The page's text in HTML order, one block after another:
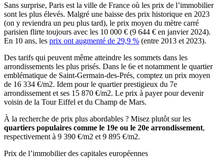
Sans surprise, Paris est la ville de France où les prix de l’immobilier
sont les plus élevés. Malgré une baisse des prix historique en 2023
(on y reviendra un peu plus tard), le prix moyen du mètre carré
parisien flirte toujours avec les 10 000 € (9 644 € en janvier 2024).
En 10 ans, les prix ont augmenté de 29,9 % (entre 2013 et 2023).
Des tarifs qui peuvent même atteindre les sommets dans les
arrondissements les plus prisés. Dans le 6e et notamment le quartier
emblématique de Saint-Germain-des-Prés, comptez un prix moyen
de 16 334 €/m2. Idem pour le quartier prestigieux du 7e
arrondissement et ses 15 870 €/m2. Le prix à payer pour devenir
voisin de la Tour Eiffel et du Champ de Mars.
À la recherche de prix plus abordables ? Misez plutôt sur les
quartiers populaires comme le 19e ou le 20e arrondissement,
respectivement à 9 390 €/m2 et 9 895 €/m2.
Prix de l’immobilier des capitales européennes